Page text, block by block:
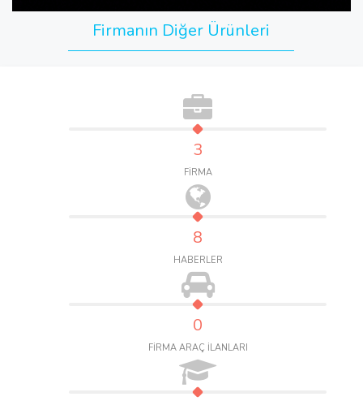
Firmanın Diğer Ürünleri
3
FİRMA
8
HABERLER
0
FİRMA ARAÇ İLANLARI